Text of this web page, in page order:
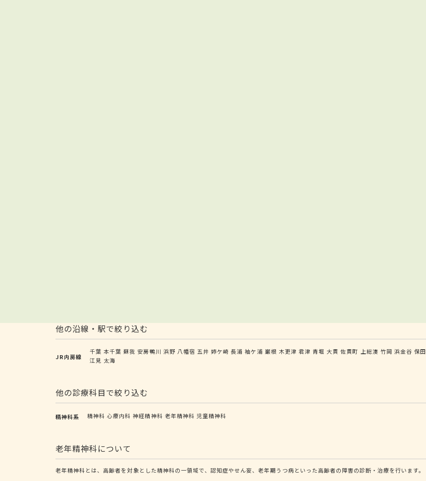
他の沿線・駅で絞り込む
JR内房線
千葉 本千葉 蘇我 安房鴨川 浜野 八幡宿 五井 姉ケ崎 長浦 袖ケ浦 巌根 木更津 君津 青堀 大貫 佐貫町 上総湊 竹岡 浜金谷 保田
江見 太海
他の診療科目で絞り込む
精神科系 精神科 心療内科 神経精神科 老年精神科 児童精神科
老年精神科について
老年精神科とは、高齢者を対象とした精神科の一領域で、認知症やせん妄、老年期うつ病といった高齢者の障害の診断・治療を行います。